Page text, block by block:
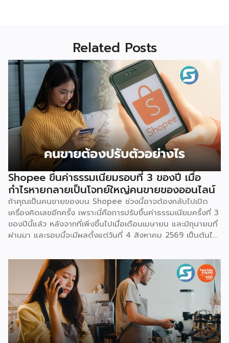
Related Posts
Shopee ขึ้นค่าธรรมเนียมรอบที่ 3 ของปี เมื่อ
กำไรหายกลายเป็นโจทย์ใหญ่คนขายของออนไลน์
ถ้าคุณเป็นคนขายของบน Shopee ช่วงนี้อาจต้องกลับไปเปิด
เครื่องคิดเลขอีกครั้ง เพราะนี่คือการปรับขึ้นค่าธรรมเนียมครั้งที่ 3
ของปีนี้แล้ว หลังจากที่เพิ่งขึ้นไปเมื่อเดือนเมษายน และมิถุนายนที่
ผ่านมา และรอบนี้จะมีผลตั้งแต่วันที่ 4 สิงหาคม 2569 เป็นต้นไป
เช่น ร้านที่เป็นแบรนด์ขนาดใหญ่ จะมีเรตสูงสุด 19.26% ในหมวด
แฟชั่น และ FMCG, ร้าน Non-Mall ทั่วไป สูงสุด 17.12% เป็นต้น
โดยตัวเลขเหล่านี้รวม VAT 7% แล้ว และยังไม่นับค่าธรรมเนียม
อื่นที่เก็บซ้อนอยู่ เช่น ค่าธรรมเนียมการชำระเงิน (เริ่มต้น 3.21%)
และค่าธรรมเนียมโครงสร้างพื้นฐาน 1.07 บาทต่อออร์เดอร์
(สำหรับร้านที่มียอดขายเกิน 100 ออร์เดอร์ต่อเดือน) ลอง
คำนวณดู หากเป็นร้าน Non-Mall ขายเสื้อยืดตัวละ 100 บาท ค่า
ส่ง 25 บาท เมื่อหักค่าธรรมเนียมการขาย […]